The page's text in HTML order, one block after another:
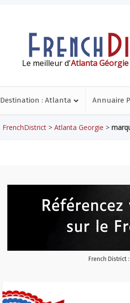
Le meilleur d'Atlanta Géorgie
Destination : Atlanta Annuaire
FrenchDistrict > Atlanta Georgie >
French District